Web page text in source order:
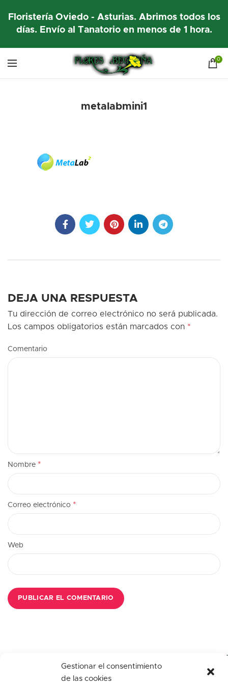
Gestionar el consentimiento
de las cookies
Floristería Oviedo - Asturias. Abrimos todos los
días. Envío al Tanatorio en menos de 1 hora.
0
metalabmini1
DEJA UNA RESPUESTA
Tu dirección de correo electrónico no será publicada.
Los campos obligatorios están marcados con *
Comentario
Nombre *
Correo electrónico *
Web